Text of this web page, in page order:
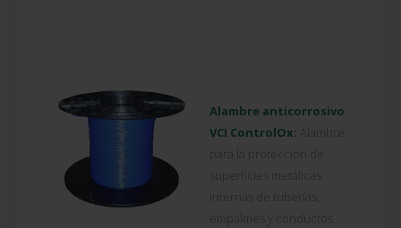
Alambre anticorrosivo
VCI ControlOx: Alambre
para la protección de
superficies metálicas
internas de tuberías,
empalmes y conductos